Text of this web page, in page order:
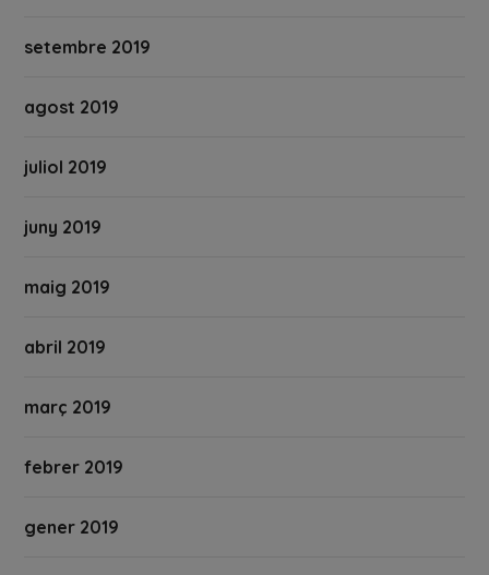
setembre 2019
agost 2019
juliol 2019
juny 2019
maig 2019
abril 2019
març 2019
febrer 2019
gener 2019